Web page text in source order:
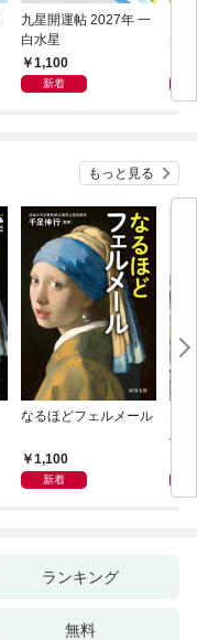
九星開運帖 2027年 一
白水星
1,100
新着
もっと見る
なるほどフェルメール
1,100
新着
ハ
ランキング
無料